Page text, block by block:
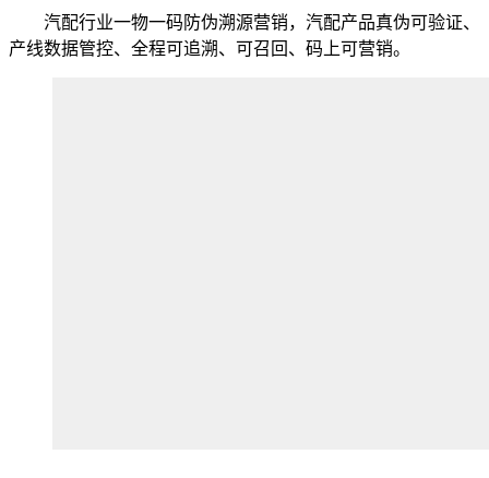
汽配行业一物一码防伪溯源营销，汽配产品真伪可验证、
产线数据管控、全程可追溯、可召回、码上可营销。